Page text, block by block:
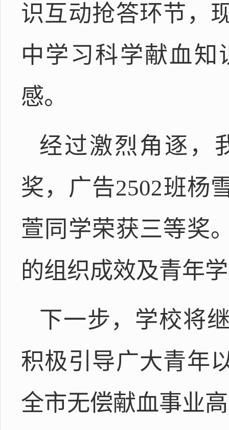
识互动抢答环节，
中学习科学献血
感。
经过激烈角逐，
奖，广告2502班杨
萱同学荣获三等奖
的组织成效及青年
下一步，学校将
积极引导广大青年
全市无偿献血事业